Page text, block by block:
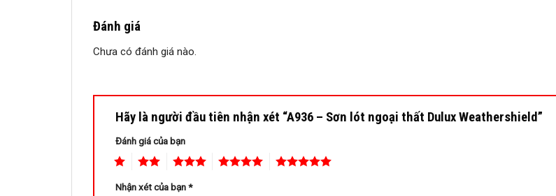
Đánh giá
Chưa có đánh giá nào.
Hãy là người đầu tiên nhận xét “A936 – Sơn lót ngoại thất Dulux Weathershield”
Đánh giá của bạn
4 5
Nhận xét của bạn*